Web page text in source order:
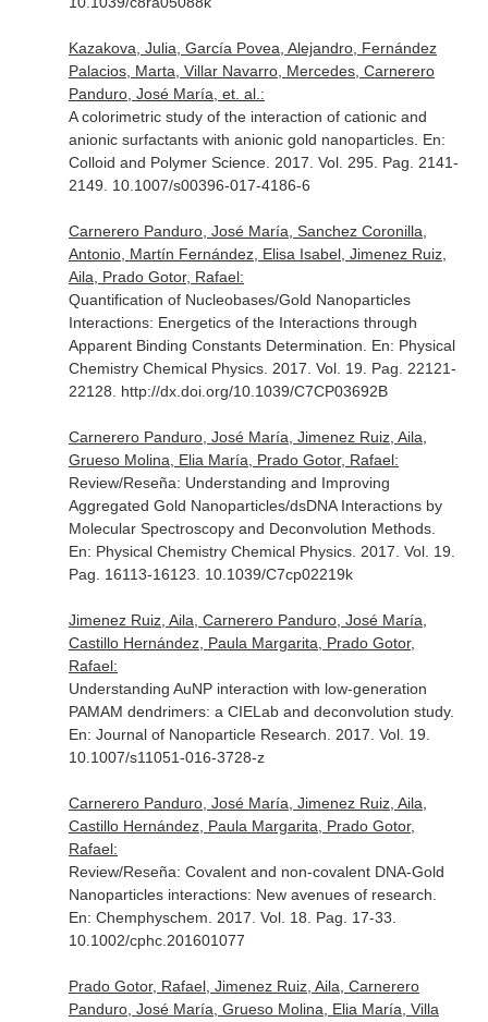
Kazakova, Julia, García Povea, Alejandro, Fernández
Palacios, Marta, Villar Navarro, Mercedes, Carnerero
Panduro, José María, et. al.:
A colorimetric study of the interaction of cationic and
anionic surfactants with anionic gold nanoparticles. En:
Colloid and Polymer Science. 2017. Vol. 295. Pag. 2141-
2149. 10.1007/s00396-017-4186-6
Carnerero Panduro, José María, Sanchez Coronilla,
Antonio, Martín Fernández, Elisa Isabel, Jimenez Ruiz,
Aila, Prado Gotor, Rafael:
Quantification of Nucleobases/Gold Nanoparticles
Interactions: Energetics of the Interactions through
Apparent Binding Constants Determination. En: Physical
Chemistry Chemical Physics. 2017. Vol. 19. Pag. 22121-
22128. http://dx.doi.org/10.1039/C7CP03692B
Carnerero Panduro, José María, Jimenez Ruiz, Aila,
Grueso Molina, Elia María, Prado Gotor, Rafael:
Review/Reseña: Understanding and Improving
Aggregated Gold Nanoparticles/dsDNA Interactions by
Molecular Spectroscopy and Deconvolution Methods.
En: Physical Chemistry Chemical Physics. 2017. Vol. 19.
Pag. 16113-16123. 10.1039/C7cp02219k
Jimenez Ruiz, Aila, Carnerero Panduro, José María,
Castillo Hernández, Paula Margarita, Prado Gotor,
Rafael:
Understanding AuNP interaction with low-generation
PAMAM dendrimers: a CIELab and deconvolution study.
En: Journal of Nanoparticle Research . 2017. Vol. 19.
10.1007/s11051-016-3728-z
Carnerero Panduro, José María, Jimenez Ruiz, Aila,
Castillo Hernández, Paula Margarita, Prado Gotor,
Rafael:
Review/Reseña: Covalent and non-covalent DNA-Gold
Nanoparticles interactions: New avenues of research.
En: Chemphyschem . 2017. Vol. 18. Pag. 17-33.
10.1002/cphc.201601077
Prado Gotor, Rafael, Jimenez Ruiz, Aila, Carnerero
Panduro, José María, Grueso Molina, Elia María, Villa